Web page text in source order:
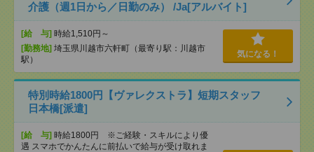
介護（週1日から／日勤のみ） /Ja[アルバイト]
[給 与] 時給1,510円～
[勤務地] 埼玉県川越市六軒町（最寄り駅：川越市
駅）
気になる！
特別時給1800円【ヴァレクストラ】短期スタッフ
日本橋[派遣]
[給 与] 時給1800円 ※ご経験・スキルにより優
遇 スマホでかんたんに前払いで給与が受け取れま